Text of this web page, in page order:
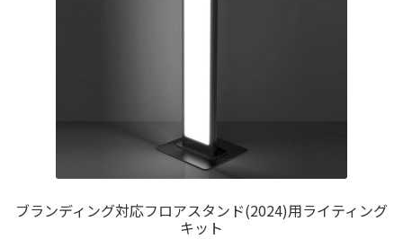
ブランディング対応フロアスタンド(2024)用ライティング
キット